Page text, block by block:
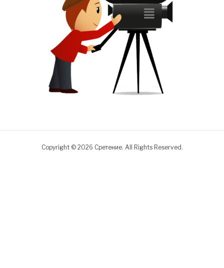
Copyright © 2026 Сретение. All Rights Reserved.